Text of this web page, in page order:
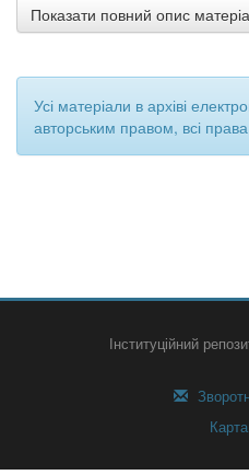
Показати повний опис
Усі матеріали в архіві
авторським правом, всі
Інституційний